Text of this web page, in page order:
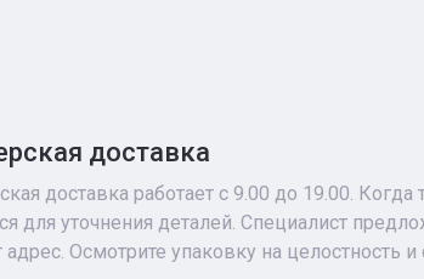
доставка
доставка работает с 9.00 до 19.00.
для уточнения деталей. Специалист
адрес. Осмотрите упаковку на целостность